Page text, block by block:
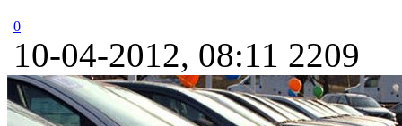
0
10-04-2012, 08:11 2209